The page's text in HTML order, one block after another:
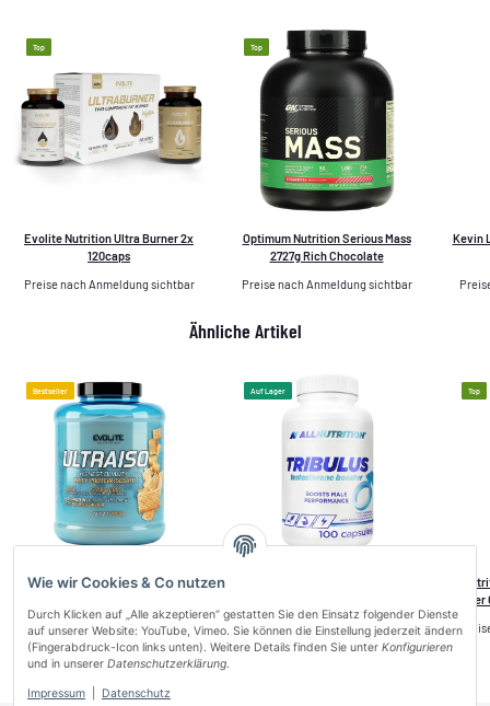
Top
Evolite Nutrition Ultra Burner 2x
120caps
Preise nach Anmeldung sichtbar
Top
Optimum Nutrition Serious Mass
2727g Rich Chocolate
Preise nach Anmeldung sichtbar
Kevin
Ähnliche Artikel
Bestseller
Evolite Nutrition Ultra Iso Whey New
Preise nach Anmeldung sichtbar
Auf Lager
Preise nach Anmeldung sichtbar
Top
Wie wir Cookies & Co nutzen
Durch Klicken auf „Alle akzeptieren“ gestatten Sie den Einsatz folgender Dienste
auf unserer Website: YouTube, Vimeo. Sie können die Einstellung jederzeit ändern
(Fingerabdruck-Icon links unten). Weitere Details finden Sie unter Konfigurieren
und in unserer Datenschutzerklärung.
Impressum Datenschutz